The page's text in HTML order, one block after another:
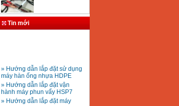
Bảng giá mũi khoan
Mũi khoan rút lõi bê
tông D20-D350
Giá:330000VND
Tin mới
máy hàn ống nhựa HDPE
» Hướng dẫn lắp đặt vận
hành máy phun vẩy HSP7
» Hướng dẫn lắp đặt máy
bơm ly tâm trục ngang